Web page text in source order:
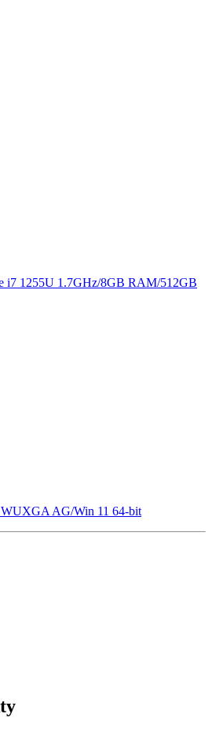
i7 1255U 1.7GHz/8GB RAM/512GB
AG/Win 11 64-bit